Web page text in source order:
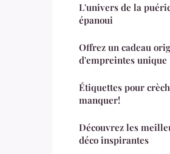
L'univers de la
épanoui
Offrez un cadeau
d'empreintes unique
Étiquettes pour
manquer!
Découvrez les
déco inspirantes